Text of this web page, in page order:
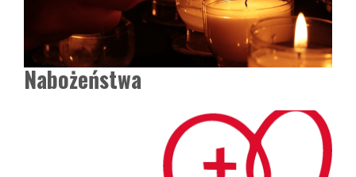
Nabożeństwa